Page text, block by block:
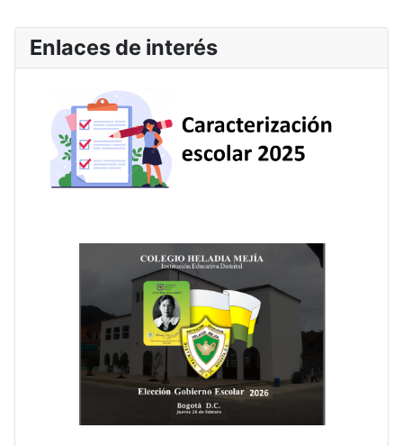
Enlaces de interés